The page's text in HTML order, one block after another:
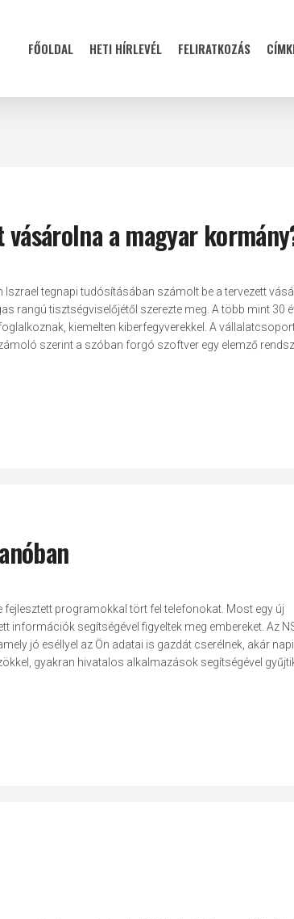
FŐOLDAL HETI HÍRLEVÉL FELIRATKOZÁS
a magyar
tegnapi tudósításában számolt be a tervezett
rangú tisztségviselőjétől szerezte meg. A több mint 30
kiemelten kiberfegyverekkel. A
szerint a szóban forgó szoftver egy elemző
programokkal tört fel telefonokat. Most egy új
segítségével figyeltek meg embereket. Az
jó eséllyel az Ön adatai is gazdát cserélnek, akár napi
gyakran hivatalos alkalmazások segítségével